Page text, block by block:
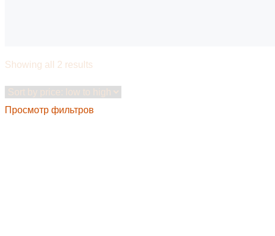
Showing all 2 results
Просмотр фильтров